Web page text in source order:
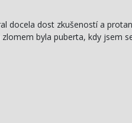
docela dost zkušeností a
byla puberta, kdy jsem